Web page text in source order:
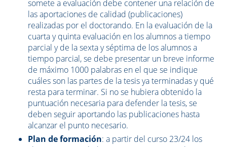
somete a evaluación debe contener una relación de
las aportaciones de calidad (publicaciones)
realizadas por el doctorando. En la evaluación de la
cuarta y quinta evaluación en los alumnos a tiempo
parcial y de la sexta y séptima de los alumnos a
tiempo parcial, se debe presentar un breve informe
de máximo 1000 palabras en el que se indique
cuáles son las partes de la tesis ya terminadas y qué
resta para terminar. Si no se hubiera obtenido la
puntuación necesaria para defender la tesis, se
deben seguir aportando las publicaciones hasta
alcanzar el punto necesario.
Plan de formación: a partir del curso 23/24 los